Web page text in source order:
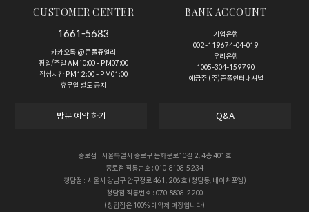
CUSTOMER CENTER
1661-5683
카카오톡 @존폴쥬얼리
평일/주말 AM10:00 - PM07:00
점심시간 PM12:00 - PM01:00
휴무일 별도 공지
BANK ACCOUNT
기업은행
002-119674-04-019
우리은행
1005-304-159790
예금주 (주)존폴인터내셔널
방문 예약 하기 Q&A
종로점 : 서울특별시 종로구 돈화문로10길 2, 4층 401호
종로점 직통번호 : 010-8108-5234
청담점 : 서울시 강남구 압구정로 461, 206호 (청담동, 네이처포엠)
청담점 직통번호 : 070-8808-2200
(청담점은 100% 예약제 매장입니다)